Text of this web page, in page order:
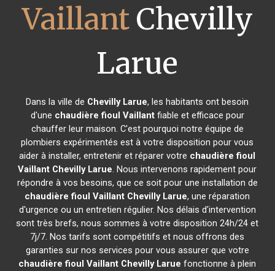
VaillantChevilly
Larue
Dans la ville de Chevilly Larue, les habitants ont besoin
d'une chaudière fioul Vaillantfiable et efficace pour
chauffer leur maison. C'est pourquoi notre équipe de
plombiers expérimentés est à votre disposition pour vous
aider à installer, entretenir et réparer votre chaudière fioul
Vaillant Chevilly Larue. Nous intervenons rapidement pour
répondre à vos besoins, que ce soit pour une installation de
chaudière fioul Vaillant Chevilly Larue, une réparation
d'urgence ou un entretien régulier. Nos délais d'intervention
sont très brefs, nous sommes à votre disposition 24h/24 et
7j/7. Nos tarifs sont compétitifs et nous offrons des
garanties sur nos services pour vous assurer que votre
chaudière fioul Vaillant Chevilly Larue fonctionne à plein